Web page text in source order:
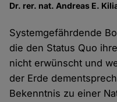
Dr. rer. nat. Andreas E.
Systemgefährdende
die den Status Quo
nicht erwünscht und
der Erde
Bekenntnis zu einer